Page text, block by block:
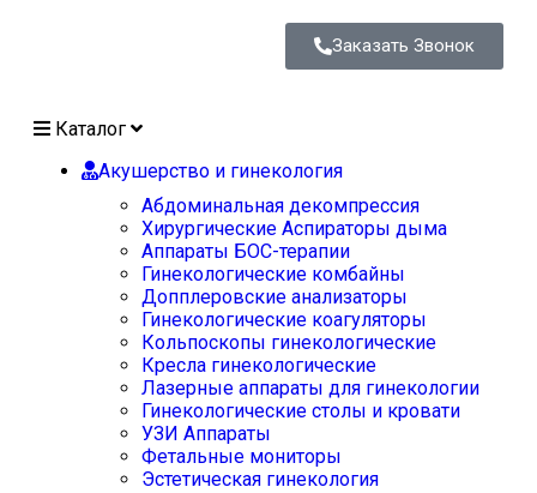
Заказать Звонок
Каталог
Акушерство и гинекология
Абдоминальная декомпрессия
Хирургические Аспираторы дыма
Аппараты БОС-терапии
Гинекологические комбайны
Допплеровские анализаторы
Гинекологические коагуляторы
Кольпоскопы гинекологические
Кресла гинекологические
Лазерные аппараты для гинекологии
Гинекологические столы и кровати
УЗИ Аппараты
Фетальные мониторы
Эстетическая гинекология